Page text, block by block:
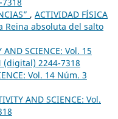
, ACTIVIDAD FÍSICA
Reina absoluta del salto
AND SCIENCE: Vol. 15
(digital) 2244-7318
Vol. 14 Núm. 3
AND SCIENCE: Vol.